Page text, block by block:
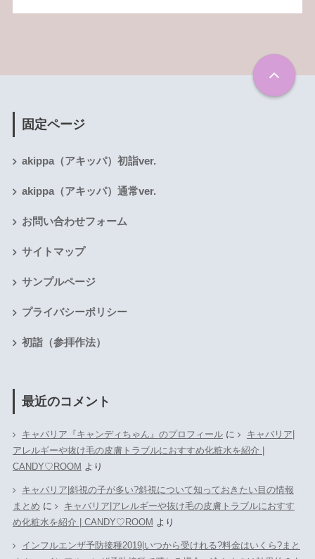
固定ページ
akippa（アキッパ）初詣ver.
akippa（アキッパ）通常ver.
お問い合わせフォーム
サイトマップ
サンプルページ
プライバシーポリシー
初詣（参拝作法）
最近のコメント
キャバリア『キャンディちゃん』のプロフィールに
キャバリア|
アレルギーや抜け毛の皮膚トラブルにおすすめ化粧水を紹介 |
CANDY♡ROOM より
キャバリア|斜視の子が多い?斜視について知っておきたい目の情報
まとめ に
キャバリア|アレルギーや抜け毛の皮膚トラブルにおすす
め化粧水を紹介 | CANDY♡ROOM より
インフルエンザ予防接種2019|いつから受けれる?料金はいくら?まと